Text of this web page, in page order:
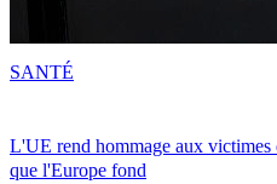
L'UE rend hommage aux victimes
que l'Europe fond
SANTÉ